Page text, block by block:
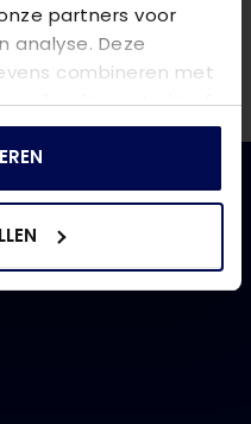
partners voor
analyse. Deze
combineren met
ze heeft verstrekt of
basis van uw gebruik
artikelen,
verrassingen
op werkdagen